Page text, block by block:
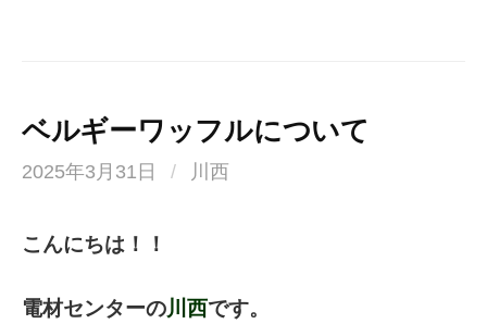
ベルギーワッフルについて
2025年3月31日 / 川西
こんにちは！！
電材センターの川西です。